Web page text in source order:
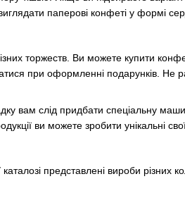
паперові конфеті у формі
торжеств. Ви можете купити
при оформленні подарунків. Не
вам слід придбати спеціальну
ви можете зробити унікальні
представлені вироби різних